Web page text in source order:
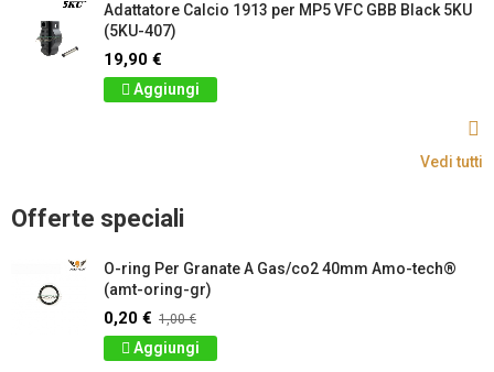
Adattatore Calcio 1913 per MP5 VFC GBB Black 5KU
(5KU-407)
19,90 €
Aggiungi
Vedi tutti
Offerte speciali
O-ring Per Granate A Gas/co2 40mm Amo-tech®
(amt-oring-gr)
0,20 € 1,00 €
Aggiungi